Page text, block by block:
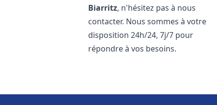
Biarritz, n'hésitez pas à nous
contacter. Nous sommes à votre
disposition 24h/24, 7j/7 pour
répondre à vos besoins.